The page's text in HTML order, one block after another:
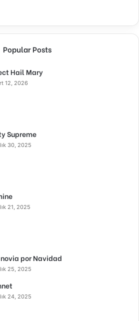
Popular Posts
Hail Mary
12, 2026
Supreme
30, 2025
21, 2025
por Navidad
25, 2025
24, 2025